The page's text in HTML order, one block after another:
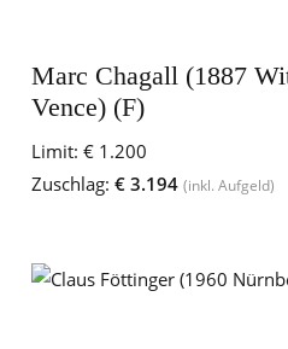
Marc Chagall (1887
Vence) (F)
Limit: € 1.200
Zuschlag: € 3.194 (inkl. Aufgeld)